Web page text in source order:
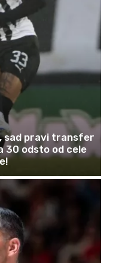
sad pravi transfer
30 odsto od cele